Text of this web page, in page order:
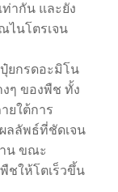
ากัน และยัง
ไนโตรเจน
ยกรดอะมิโน
ๆ ของพืช ทั้ง
ยใต้การ
ลลัพธ์ที่ชัดเจน
น ขณะ
ชให้โตเร็วขึ้น